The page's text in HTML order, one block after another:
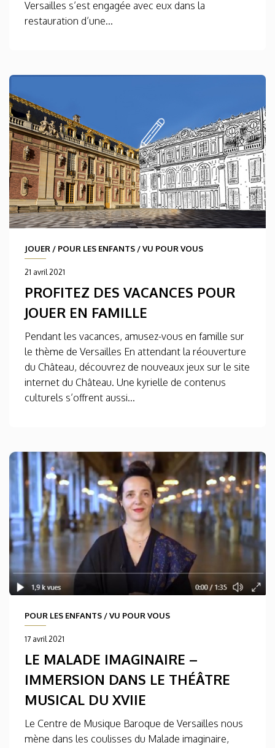
Versailles s’est engagée avec eux dans la
restauration d’une...
JOUER / POUR LES ENFANTS /VU POUR VOUS
21 avril 2021
PROFITEZ DES VACANCES POUR
JOUER EN FAMILLE
Pendant les vacances, amusez-vous en famille sur
le thème de Versailles En attendant la réouverture
du Château, découvrez de nouveaux jeux sur le site
internet du Château. Une kyrielle de contenus
culturels s’offrent aussi...
POUR LES ENFANTS /VU POUR VOUS
17 avril 2021
LE MALADE IMAGINAIRE –
IMMERSION DANS LE THÉÂTRE
MUSICAL DU XVIIE
Le Centre de Musique Baroque de Versailles nous
mène dans les coulisses du Malade imaginaire,